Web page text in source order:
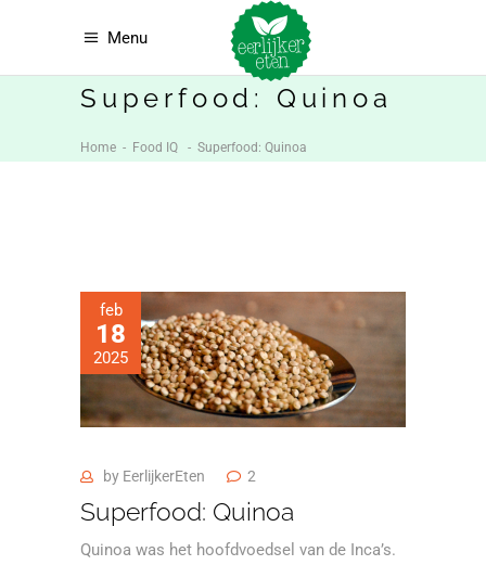
Menu
Superfood: Quinoa
Home - Food IQ - Superfood: Quinoa
feb
18
2025
by EerlijkerEten 2
Superfood: Quinoa
Quinoa was het hoofdvoedsel van de Inca’s.